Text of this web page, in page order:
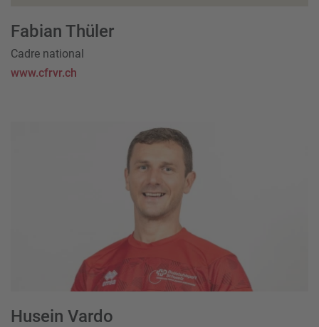
Fabian Thüler
Cadre national
www.cfrvr.ch
Husein Vardo